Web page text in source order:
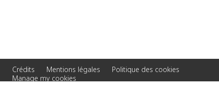
Crédits Mentions légales
Politique des cookies
Manage my cookies